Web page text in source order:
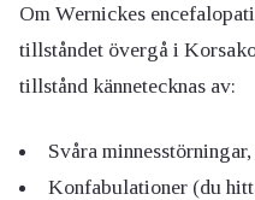
Om Wernickes
tillståndet övergå i
tillstånd kännetecknas av:
Svåra
Konfabulationer (du